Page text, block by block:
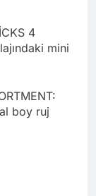
4
mini
boy ruj